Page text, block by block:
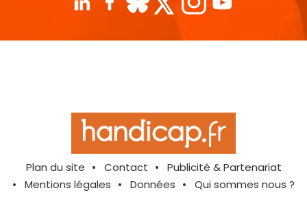
Plan du site Contact
Publicité & Partenariat
Mentions légales
Données Qui sommes nous ?